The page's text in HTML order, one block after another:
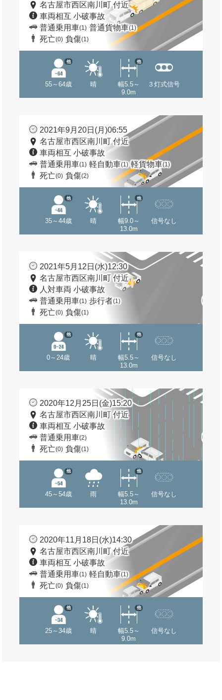
名古屋市西区南川町 付近
車両相互 小破事故
普通乗用車(1) 普通貨物車(1)
死亡(0) 負傷(1)
55～64歳
他
晴
幅5.5～
9.0m
他
３灯式信号
2021年9月20日(月)06:55
名古屋市西区南川町 付近
車両相互 小破事故
普通乗用車(1) 軽自動車(1) 軽貨物車(1)
死亡(0) 負傷(2)
35～44歳
他
晴
幅9.0～
13.0m
他
信号なし
2021年5月12日(水)12:30
名古屋市西区南川町 付近
人対車両 小破事故
普通乗用車(1) 歩行者(1)
死亡(0) 負傷(1)
0～24歳
他
晴
幅5.5～
13.0m
他
信号なし
2020年12月25日(金)15:20
名古屋市西区南川町 付近
車両相互 小破事故
普通乗用車(2)
死亡(0) 負傷(1)
45～54歳
他
雨
幅5.5～
13.0m
他
信号なし
2020年11月18日(水)14:30
名古屋市西区南川町 付近
車両相互 小破事故
普通乗用車(1) 軽自動車(1)
死亡(0) 負傷(1)
25～34歳
他
晴
幅5.5～
9.0m
他
信号なし